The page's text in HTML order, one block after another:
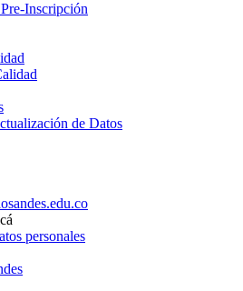
Inscripción
de Datos
personales